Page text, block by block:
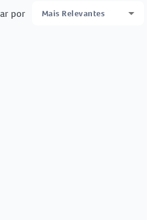
por Mais Relevantes